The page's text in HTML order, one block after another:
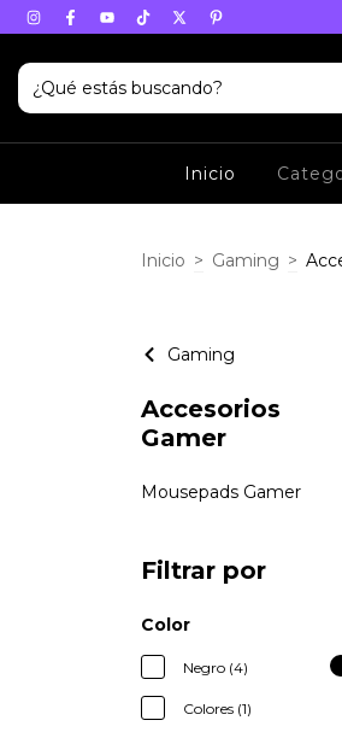
Inicio
Inicio > Gaming >
Gaming
Accesorios
Gamer
Mousepads Gamer
Filtrar por
Color
Negro (4)
Colores (1)